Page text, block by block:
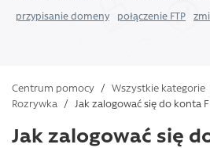
przypisanie domeny
połączenie FTP
Centrum pomocy / Wszystkie kategorie
Rozrywka / Jak zalogować się do konta F
Jak zalogować się